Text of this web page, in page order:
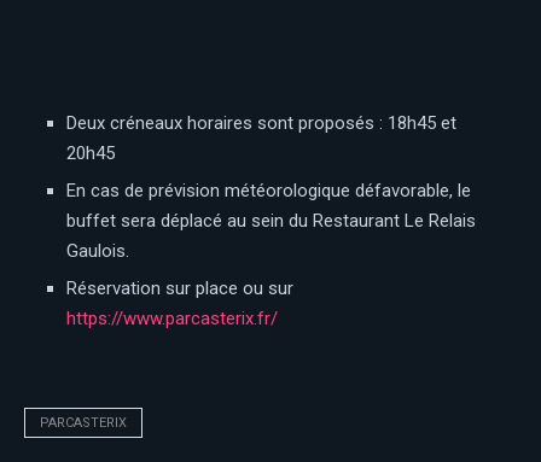
Deux créneaux horaires sont proposés : 18h45 et
20h45
En cas de prévision météorologique défavorable, le
buffet sera déplacé au sein du Restaurant Le Relais
Gaulois.
Réservation sur place ou sur
https://www.parcasterix.fr/
PARCASTERIX